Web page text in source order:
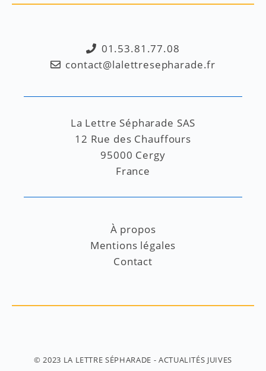
01.53.81.77.08
contact@lalettresepharade.fr
La Lettre Sépharade SAS
12 Rue des Chauffours
95000 Cergy
France
À propos
Mentions légales
Contact
© 2023 LA LETTRE SÉPHARADE - ACTUALITÉS JUIVES